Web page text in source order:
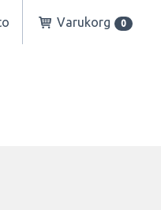
Varukorg 0